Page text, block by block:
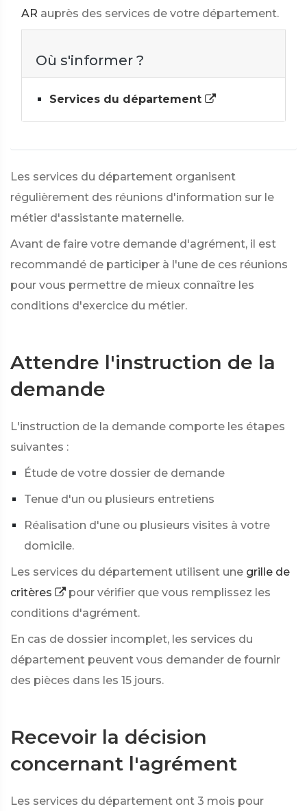
AR auprès des services de votre département.
Où s'informer ?
Services du département
Les services du département organisent
régulièrement des réunions d'information sur le
métier d'assistante maternelle.
Avant de faire votre demande d'agrément, il est
recommandé de participer à l'une de ces réunions
pour vous permettre de mieux connaître les
conditions d'exercice du métier.
Attendre l'instruction de la
demande
L'instruction de la demande comporte les étapes
suivantes :
Étude de votre dossier de demande
Tenue d'un ou plusieurs entretiens
Réalisation d'une ou plusieurs visites à votre
domicile.
Les services du département utilisent une grille de
critères
pour vérifier que vous remplissez les
conditions d'agrément.
En cas de dossier incomplet, les services du
département peuvent vous demander de fournir
des pièces dans les 15 jours.
Recevoir la décision
concernant l'agrément
Les services du département ont 3 mois pour